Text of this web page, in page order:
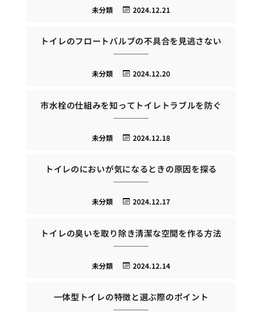
2024.12.21
未分類
トイレのフロートバルブの不具合を見逃さない
2024.12.20
未分類
市水栓の仕組みを知ってトイレトラブルを防ぐ
2024.12.18
未分類
トイレのにおいが気になるときの原因を探る
2024.12.17
未分類
トイレの臭いを取り除き清潔な空間を作る方法
2024.12.14
未分類
一体型トイレの特徴と選ぶ際のポイント